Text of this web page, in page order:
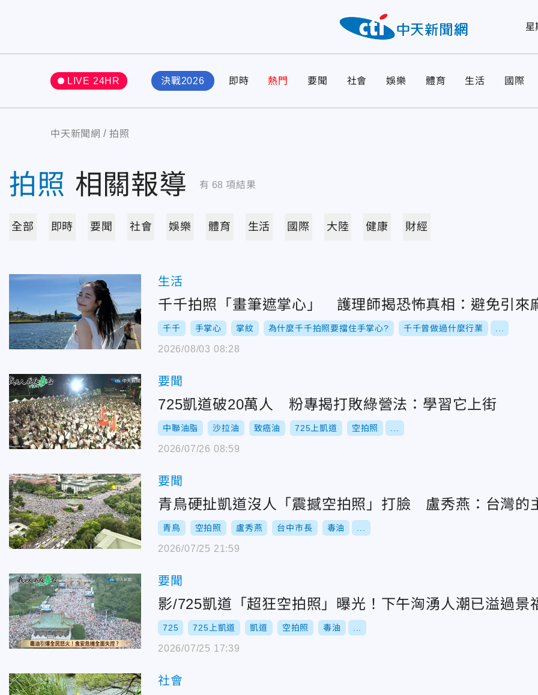
星
LIVE 24HR 決戰2026 即時 熱門 要聞 社會 娛樂 體育 生活 國際
中天新聞網 拍照
拍照 相關報導 有 68 項結果
全部 即時 要聞 社會 娛樂 體育 生活 國際 大陸 健康 財經
生活
千千拍照「畫筆遮掌心」 護理師揭恐怖真相：避免引來
千千 手掌心 掌紋 為什麼千千拍照要擋住手掌心? 千千曾做過什麼行業
2026/08/03 08:28
要聞
725凱道破20萬人 粉專揭打敗綠營法：學習它上街
中聯油脂 沙拉油 致癌油 725上凱道 空拍照
2026/07/26 08:59
要聞
青鳥硬扯凱道沒人「震撼空拍照」打臉 盧秀燕：台灣的
青鳥 空拍照 盧秀燕 台中市長 毒油
2026/07/25 21:59
要聞
影/725凱道「超狂空拍照」曝光！下午洶湧人潮已溢過景
725 725上凱道 凱道 空拍照 毒油
2026/07/25 17:39
社會